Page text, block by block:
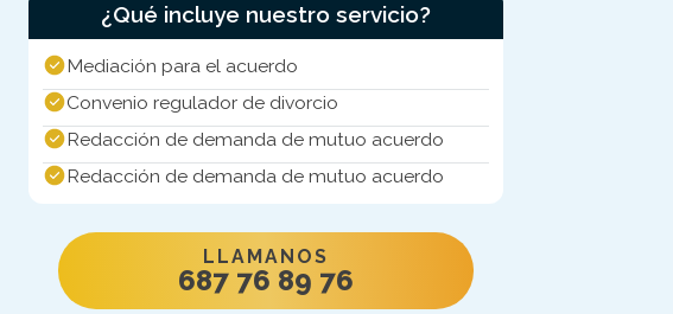
¿Qué incluye nuestro servicio?
Mediación para el acuerdo
Convenio regulador de divorcio
Redacción de demanda de mutuo acuerdo
Redacción de demanda de mutuo acuerdo
LLAMANOS
687 76 89 76